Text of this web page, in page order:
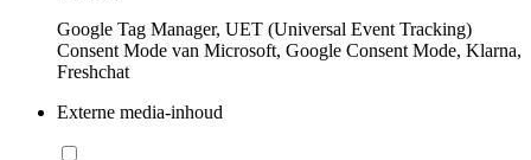
Google Tag Manager, UET (Universal Event Tracking)
Consent Mode van Microsoft, Google Consent Mode, Klarna,
Freshchat
Externe media-inhoud